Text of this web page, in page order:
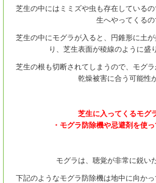
芝生の中にはミミズや虫も存在している
生へやってくるの
芝生の中にモグラが入ると、円錐形に土
り、芝生表面が稜線のように盛
芝生の根も切断されてしまうので、モグ
乾燥被害に合う可能性
芝生に入ってくるモグ
・モグラ防除機や忌避剤を使
モグラは、聴覚が非常に鋭い
下記のようなモグラ防除機は地中に向か